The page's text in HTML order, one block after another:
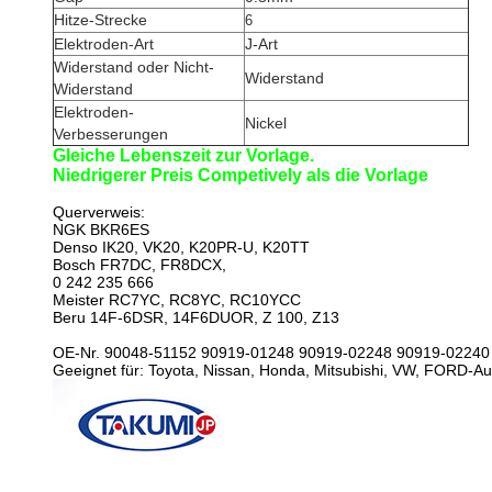
Hitze-Strecke
6
Elektroden-Art
J-Art
Widerstand oder Nicht-
Widerstand
Widerstand
Elektroden-
Verbesserungen
Nickel
Gleiche Lebenszeit zur Vorlage.
Niedrigerer Preis Competively als die Vorlage
Querverweis:
NGK BKR6ES
Denso IK20, VK20, K20PR-U, K20TT
Bosch FR7DC, FR8DCX,
0 242 235 666
Meister RC7YC, RC8YC, RC10YCC
Beru 14F-6DSR, 14F6DUOR, Z 100, Z13
OE-Nr. 90048-51152 90919-01248 90919-02248 90919-02240
Geeignet für: Toyota, Nissan, Honda, Mitsubishi, VW, FORD-